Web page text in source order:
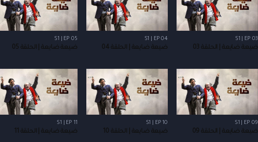
S1 | EP 03
ضيعة ضايعة | الحلقة 03
S1 | EP 04
ضيعة ضايعة | الحلقة 04
S1 | EP 05
ضيعة ضايعة | الحلقة 05
S1 | EP 09
ضيعة ضايعة | الحلقة 09
S1 | EP 10
ضيعة ضايعة | الحلقة 10
S1 | EP 11
ضيعة ضايعة | الحلقة 11